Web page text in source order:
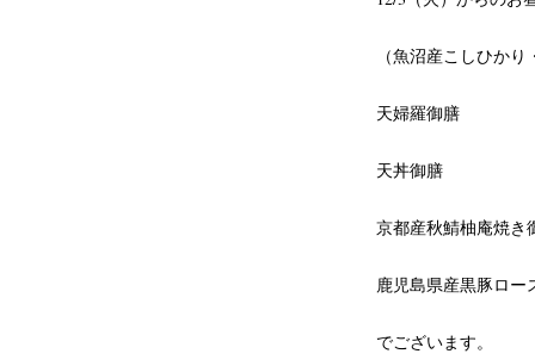
（魚沼産こしひか
天婦羅御膳
天丼御膳
京都産秋鯖柚庵焼き
鹿児島県産黒豚ロー
でございます。